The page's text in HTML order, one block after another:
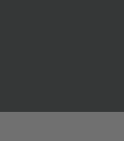
Evenimente